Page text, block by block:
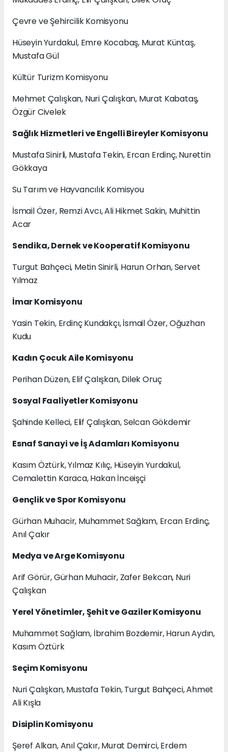
Çevre ve Şehircilik Komisyonu
Hüseyin Yurdakul, Emre Kocabaş, Murat Küntaş,
Mustafa Gül
Kültür Turizm Komisyonu
Mehmet Çalışkan, Nuri Çalışkan, Murat Kabataş,
Özgür Civelek
Sağlık Hizmetleri ve Engelli Bireyler Komisyonu
Mustafa Sinirli, Mustafa Tekin, Ercan Erdinç, Nurettin
Gökkaya
Su Tarım ve Hayvancılık Komisyou
İsmail Özer, Remzi Avcı, Ali Hikmet Sakin, Muhittin
Acar
Sendika, Dernek ve Kooperatif Komisyonu
Turgut Bahçeci, Metin Sinirli, Harun Orhan, Servet
Yılmaz
İmar Komisyonu
Yasin Tekin, Erdinç Kundakçı, İsmail Özer, Oğuzhan
Kudu
Kadın Çocuk Aile Komisyonu
Perihan Düzen, Elif Çalışkan, Dilek Oruç
Sosyal Faaliyetler Komisyonu
Şahinde Kelleci, Elif Çalışkan, Selcan Gökdemir
Esnaf Sanayi ve İş Adamları Komisyonu
Kasım Öztürk, Yılmaz Kılıç, Hüseyin Yurdakul,
Cemalettin Karaca, Hakan İnceişçi
Gençlik ve Spor Komisyonu
Gürhan Muhacir, Muhammet Sağlam, Ercan Erdinç,
Anıl Çakır
Medya ve Arge Komisyonu
Arif Görür, Gürhan Muhacir, Zafer Bekcan, Nuri
Çalışkan
Yerel Yönetimler, Şehit ve Gaziler Komisyonu
Muhammet Sağlam, İbrahim Bozdemir, Harun Aydın,
Kasım Öztürk
Seçim Komisyonu
Nuri Çalışkan, Mustafa Tekin, Turgut Bahçeci, Ahmet
Ali Kışla
Disiplin Komisyonu
Şeref Alkan, Anıl Çakır, Murat Demirci, Erdem